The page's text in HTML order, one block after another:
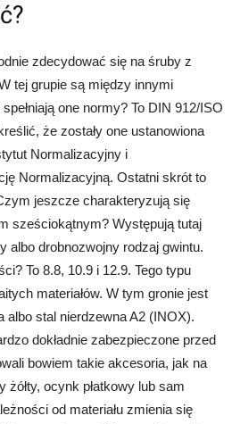
zdecydować się na śruby z
tej grupie są między innymi
one normy? To DIN 912/ISO
że zostały one ustanowiona
Normalizacyjny i
Normalizacyjną. Ostatni skrót to
jeszcze charakteryzują się
sześciokątnym? Występują tutaj
albo drobnozwojny rodzaj gwintu.
To 8.8, 10.9 i 12.9. Tego typu
materiałów. W tym gronie jest
albo stal nierdzewna A2 (INOX).
dokładnie zabezpieczone przed
bowiem takie akcesoria, jak na
żółty, ocynk płatkowy lub sam
od materiału zmienia się